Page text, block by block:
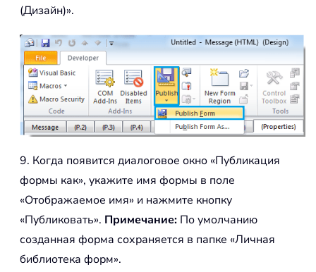
(Дизайн)».
9. Когда появится диалоговое окно «Публикация
формы как», укажите имя формы в поле
«Отображаемое имя» и нажмите кнопку
«Публиковать». Примечание: По умолчанию
созданная форма сохраняется в папке «Личная
библиотека форм».